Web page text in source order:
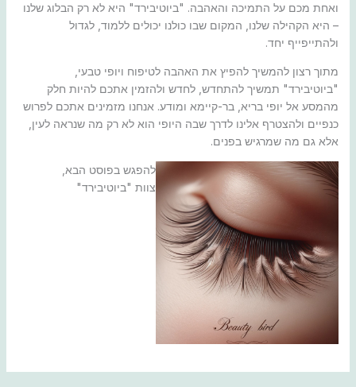
ואחת מכם על התמיכה והאהבה. "ביוטיבירד" היא לא רק הבלוג שלנו
– היא הקהילה שלנו, המקום שבו כולנו יכולים ללמוד, לגדול
ולהתייפייף יחד.
מתוך רצון להמשיך להפיץ את האהבה לטיפוח ויופי טבעי,
"ביוטיבירד" תמשיך להתחדש, לחדש ולהזמין אתכם להיות חלק
מהמסע אל יופי בריא, בר-קיימא ומודע. אנחנו מזמינים אתכם לפרוש
כנפיים ולהצטרף אלינו לדרך שבה היופי הוא לא רק מה שנראה לעין,
אלא גם מה שמרגיש בפנים.
להפגש בפוסט הבא,
צוות "ביוטיבירד"